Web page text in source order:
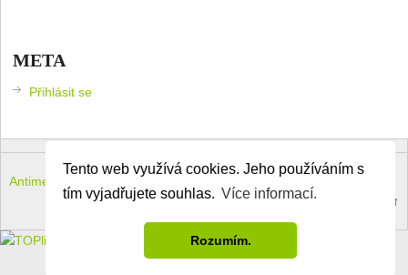
Tento web využívá cookies. Jeho používáním s
tím vyjadřujete souhlas. Více informací.
Rozumím.
META
Přihlásit se
Antimeloun – komouši dneška
Copyright © 2026.
Theme byMyThemeShop. Back to Top ↑